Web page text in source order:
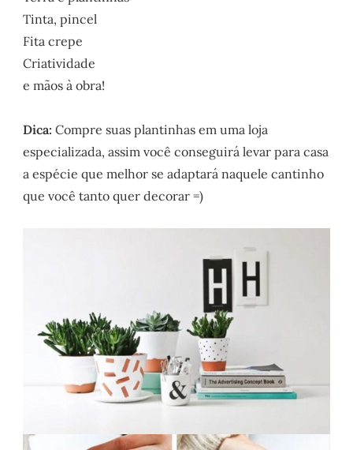
Tinta, pincel
Fita crepe
Criatividade
e mãos à obra!
Dica: Compre suas plantinhas em uma loja
especializada, assim você conseguirá levar para casa
a espécie que melhor se adaptará naquele cantinho
que você tanto quer decorar =)